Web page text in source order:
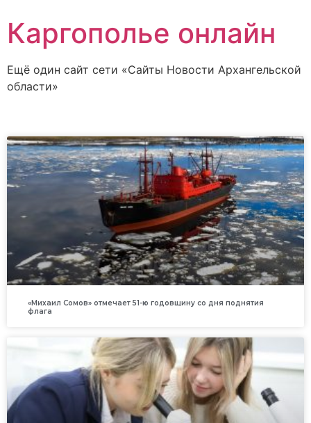
Каргополье онлайн
Ещё один сайт сети «Сайты Новости Архангельской
области»
«Михаил Сомов» отмечает 51-ю годовщину со дня поднятия
флага